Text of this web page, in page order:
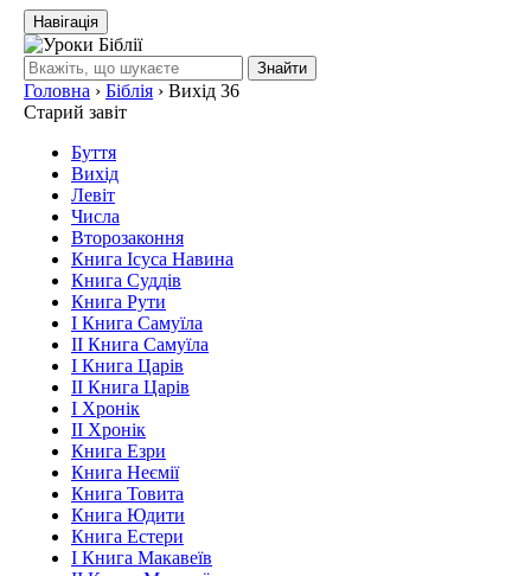
Навігація
Знайти
Головна › Біблія › Вихід 36
Старий завіт
Буття
Вихід
Левіт
Числа
Второзаконня
Книга Ісуса Навина
Книга Суддів
Книга Рути
І Книга Самуїла
ІІ Книга Самуїла
І Книга Царів
ІІ Книга Царів
І Хронік
ІІ Хронік
Книга Езри
Книга Неємії
Книга Товита
Книга Юдити
Книга Естери
І Книга Макавеїв